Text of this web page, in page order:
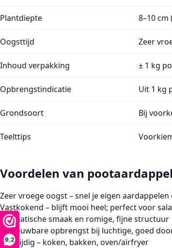
9,2
Plantdiepte 8–10 cm
Oogsttijd Zeer
Inhoud verpakking ± 1 kg
Opbrengstindicatie Uit 1 kg
Grondsoort Bij
Teelttips
Voordelen van
Zeer vroege oogst– snel je eigen aardappelen
Vastkokend – blijft mooi heel; perfect voor
Aromatische smaaken romige, fijne structuur
Betrouwbare opbrengst bij luchtige, goed
Veelzijdig – koken, bakken, oven/airfryer